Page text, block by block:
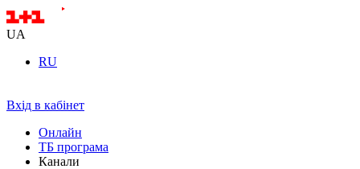
UA
RU
Вхід в кабінет
Онлайн
ТБ програма
Канали